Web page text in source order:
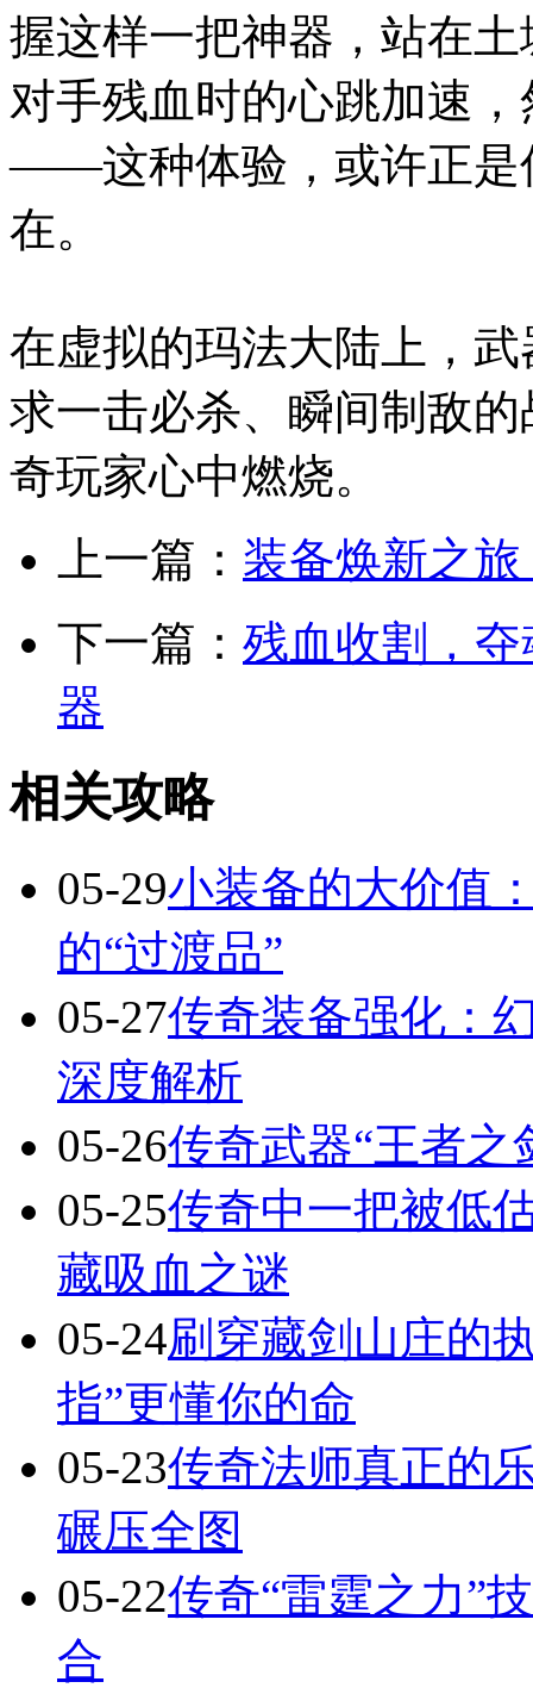
握这样一把神器，站在
对手残血时的心跳加速
——这种体验，或许正是
在。
在虚拟的玛法大陆上，
求一击必杀、瞬间制敌
奇玩家心中燃烧。
上一篇： 装备焕新之
下一篇： 残血收割，
器
相关攻略
05-29小装备的大价值
的“过渡品”
05-27传奇装备强化：
深度解析
05-26传奇武器“王者之
05-25传奇中一把被低
藏吸血之谜
05-24刷穿藏剑山庄的
指”更懂你的命
05-23传奇法师真正的
碾压全图
05-22传奇“雷霆之力”
合